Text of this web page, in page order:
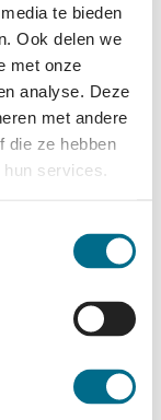
te bieden
Ook delen we
met onze
analyse. Deze
met andere
die ze hebben
services.
bevindt zich
te
op de veerhaven en
bij uitstek geschikt
om “zomaar” neer
AAN